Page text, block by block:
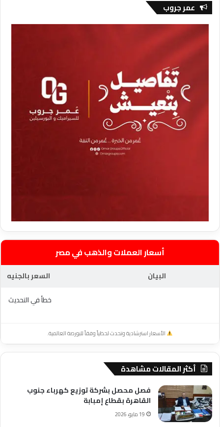
عمر جروب
أسعار العملات والذهب في مصر
البيان
السعر بالجنيه
خطأ في التحديث
الأسعار استرشادية وتحدث لحظياً وفقاً للبورصة العالمية.
أكثر المقالات مشاهدة
فصل محصل بشركة توزيع كهرباء جنوب
القاهرة بقطاع إمبابة
19 مايو، 2026